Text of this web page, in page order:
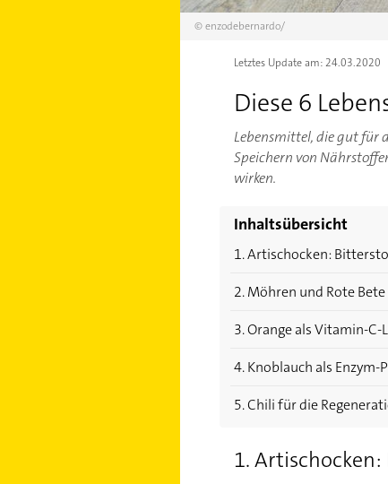
©enzodebernardo/
Letztes Update am:24.03.2020
Diese 6
Lebensmittel, die gut für
Speichern von
wirken.
Inhaltsübersicht
1. Artischocken:
2. Möhren und Rote
3. Orange als Vitamin-
4. Knoblauch als Enzym-
5. Chili für die
1.